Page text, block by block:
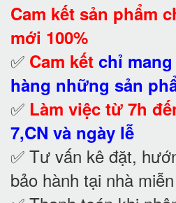
Cam kết sản phẩm
mới 100%
✅ Cam kết chỉ
hàng những sản
✅ Làm việc từ 7h
7,CN và ngày lễ
✅ Tư vấn kê đặt,
bảo hành tại nhà